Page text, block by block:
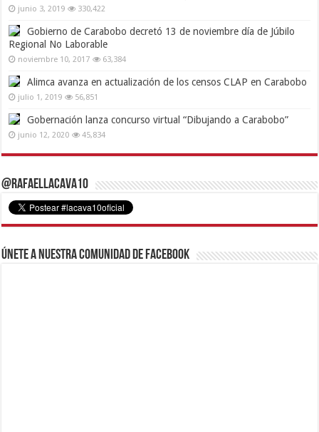
junio 3, 2019 330,422
Gobierno de Carabobo decretó 13 de noviembre día de Júbilo
Regional No Laborable
noviembre 10, 2017 63,384
Alimca avanza en actualización de los censos CLAP en Carabobo
julio 1, 2019 56,851
Gobernación lanza concurso virtual “Dibujando a Carabobo”
junio 12, 2020 45,834
@RafaelLacava10
Únete a nuestra comunidad de Facebook